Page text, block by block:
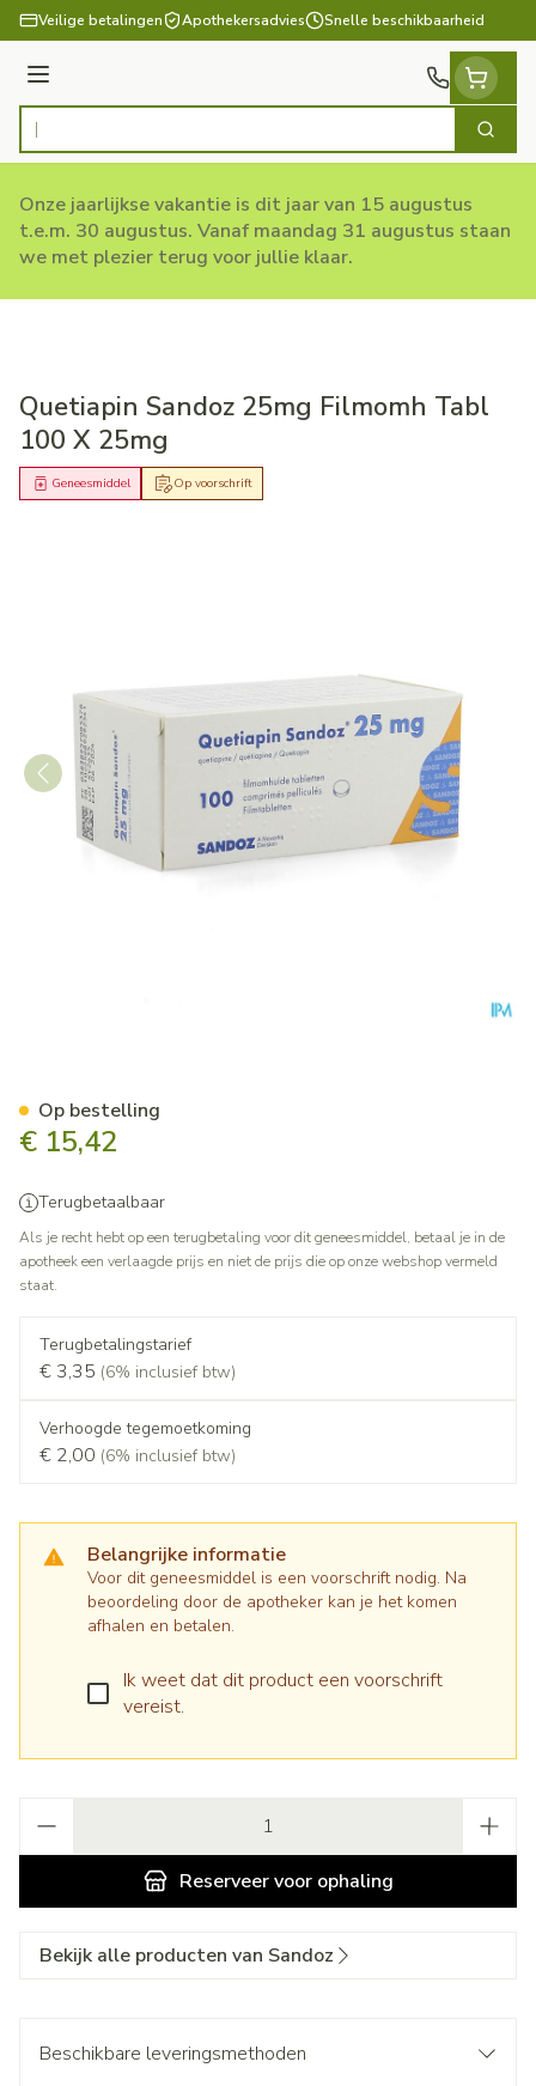
Ga naar de inhoud
Veilige betalingen Apothekersadvies Snelle beschikbaarheid
Menu
Product, merk, categorie... Zoek
Onze jaarlijkse vakantie is dit jaar van 15 augustus
t.e.m. 30 augustus. Vanaf maandag 31 augustus staan
we met plezier terug voor jullie klaar.
Quetiapin Sandoz 25mg Filmomh Tabl
100 X 25mg
Op voorschrift
Geneesmiddel
€ 15,42
Terugbetaalbaar
Als je recht hebt op een terugbetaling voor dit geneesmiddel, betaal je in de
apotheek een verlaagde prijs en niet de prijs die op onze webshop vermeld
staat.
Terugbetalingstarief
€ 3,35 (6% inclusief btw)
Verhoogde tegemoetkoming
€ 2,00 (6% inclusief btw)
Belangrijke informatie
Voor dit geneesmiddel is een voorschrift nodig. Na
beoordeling door de apotheker kan je het komen
afhalen en betalen.
Ik weet dat dit product een voorschrift
vereist.
Reserveervoor ophaling
Op bestelling
Bekijk alle producten van Sandoz
Beschikbare leveringsmethoden